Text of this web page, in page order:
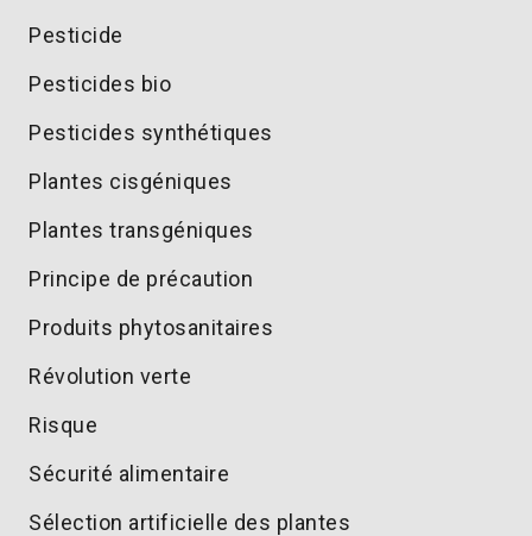
Pesticide
Pesticides bio
Pesticides synthétiques
Plantes cisgéniques
Plantes transgéniques
Principe de précaution
Produits phytosanitaires
Révolution verte
Risque
Sécurité alimentaire
Sélection artificielle des plantes